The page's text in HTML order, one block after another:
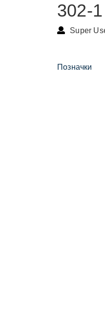
302-1
Super
Позначки